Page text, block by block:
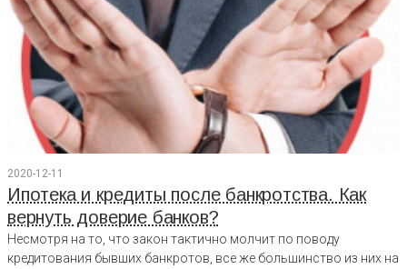
2020-12-11
Ипотека и кредиты после банкротства. Как
вернуть доверие банков?
Несмотря на то, что закон тактично молчит по поводу
кредитования бывших банкротов, все же большинство из них на